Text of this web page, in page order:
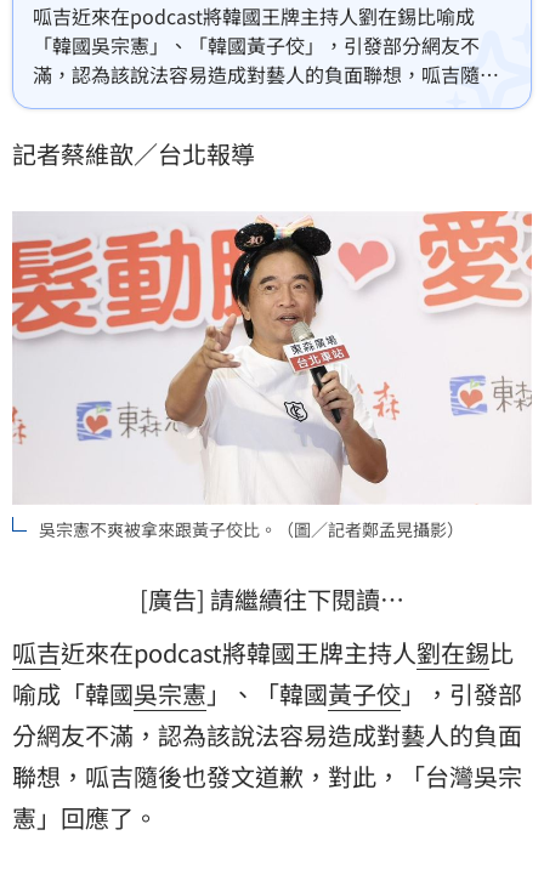
呱吉近來在podcast將韓國王牌主持人劉在錫比喻成
「韓國吳宗憲」、「韓國黃子佼」，引發部分網友不
滿，認為該說法容易造成對藝人的負面聯想，呱吉隨後
也發文道歉，對此，「台灣吳宗憲」回應了。蔡維歆
記者蔡維歆／台北報導
吳宗憲不爽被拿來跟黃子佼比。（圖／記者鄭孟晃攝影）
[廣告] 請繼續往下閱讀…
呱吉近來在podcast將韓國王牌主持人劉在錫比
喻成「韓國吳宗憲 」、「韓國黃子佼」，引發部
分網友不滿，認為該說法容易造成對藝人的負面
聯想，呱吉隨後也發文道歉，對此，「台灣吳宗
憲」回應了。